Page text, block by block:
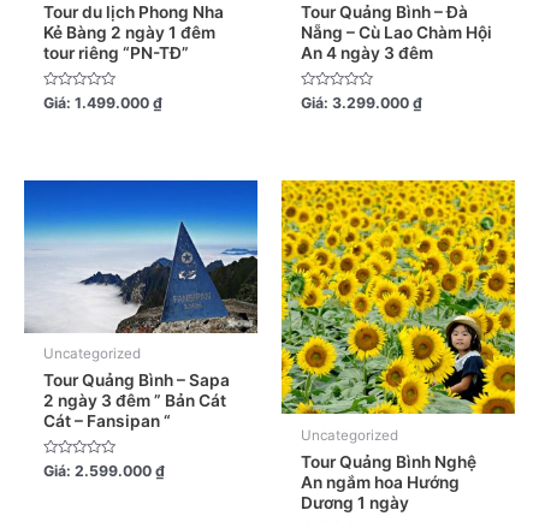
Tour du lịch Phong Nha
Kẻ Bàng 2 ngày 1 đêm
tour riêng “PN-TĐ”
Được
xếp
Giá: 1.499.000₫
Tour Quảng Bình – Đà
Nẵng – Cù Lao Chàm Hội
An 4 ngày 3 đêm
Được
xếp
Giá: 3.299.000₫
Uncategorized
Tour Quảng Bình – Sapa
2 ngày 3 đêm ” Bản Cát
Cát – Fansipan “
Được
xếp
Giá: 2.599.000₫
Uncategorized
Tour Quảng Bình Nghệ
An ngắm hoa Hướng
Dương 1 ngày